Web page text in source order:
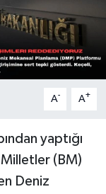
A- A+
yaptığı
Milletler (BM)
Deniz